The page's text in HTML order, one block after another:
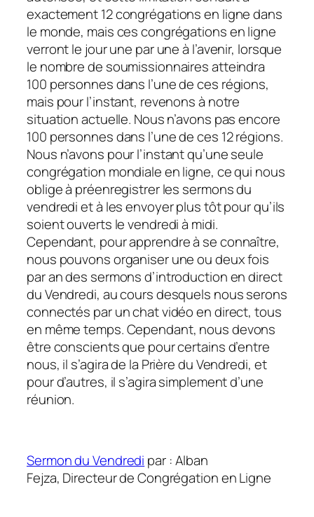
exactement 12 congrégations en ligne dans
le monde, mais ces congrégations en ligne
verront le jour une par une à l’avenir, lorsque
le nombre de soumissionnaires atteindra
100 personnes dans l’une de ces régions,
mais pour l’instant, revenons à notre
situation actuelle. Nous n’avons pas encore
100 personnes dans l’une de ces 12 régions.
Nous n’avons pour l’instant qu’une seule
congrégation mondiale en ligne, ce qui nous
oblige à préenregistrer les sermons du
vendredi et à les envoyer plus tôt pour qu’ils
soient ouverts le vendredi à midi.
Cependant, pour apprendre à se connaître,
nous pouvons organiser une ou deux fois
par an des sermons d’introduction en direct
du Vendredi, au cours desquels nous serons
connectés par un chat vidéo en direct, tous
en même temps. Cependant, nous devons
être conscients que pour certains d’entre
nous, il s’agira de la Prière du Vendredi, et
pour d’autres, il s’agira simplement d’une
réunion.
Sermon du Vendredi par : Alban
Fejza, Directeur de Congrégation en Ligne